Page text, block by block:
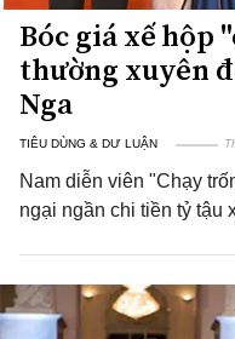
Bóc giá xế hộp
thường xuyên
Nga
TIÊU DÙNG & DƯ LUẬN
Nam diễn viên "Chạy
ngại ngần chi tiền tỷ tậu